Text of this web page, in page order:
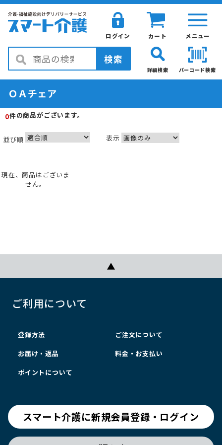
メニュー
カート
ログイン
検索
バーコード検索
詳細検索
ＯＡチェア
0件の商品がございます。
並び順 表示
現在、商品はございま
せん。
ご利用について
登録方法 ご注文について
お届け・返品 料金・お支払い
ポイントについて
スマート介護に新規会員登録・ログイン